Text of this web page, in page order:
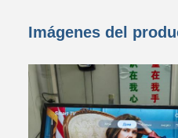
Imágenes del